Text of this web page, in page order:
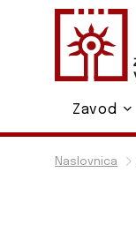
Naslovnica
Zavod